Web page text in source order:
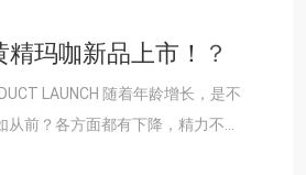
玛咖新品上市！ ？
LAUNCH 随着年龄增长，是不
从前？各方面都有下降，精力不
耐力都不够，快来给身体加加油